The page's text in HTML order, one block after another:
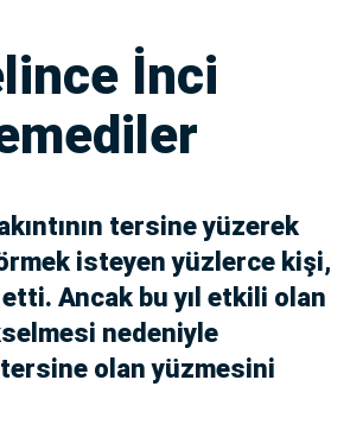
İnci
tersine yüzerek
isteyen yüzlerce kişi,
etti. Ancak bu yıl etkili olan
nedeniyle
olan yüzmesini